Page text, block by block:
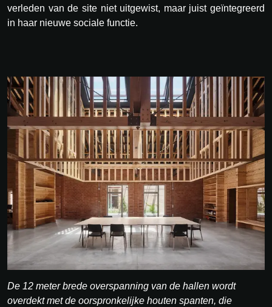
verleden van de site niet uitgewist, maar juist geïntegreerd
in haar nieuwe sociale functie.
De 12 meter brede overspanning van de hallen wordt
overdekt met de oorspronkelijke houten spanten, die